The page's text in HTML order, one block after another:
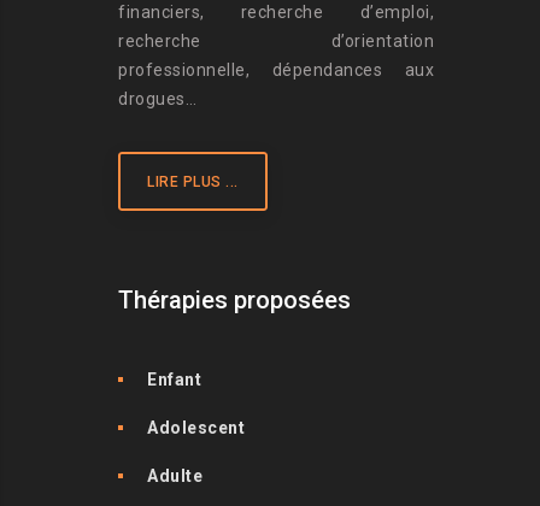
financiers, recherche d’emploi,
recherche d’orientation
professionnelle, dépendances aux
drogues…
LIRE PLUS ...
Thérapies proposées
Enfant
Adolescent
Adulte